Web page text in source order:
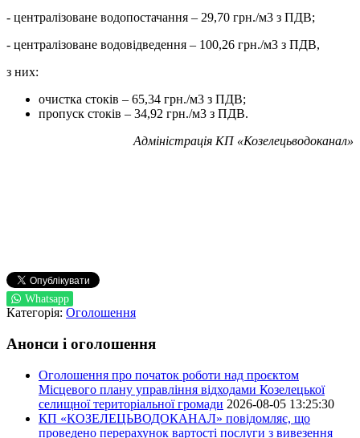
- централізоване водопостачання – 29,70 грн./м3 з ПДВ;
- централізоване водовідведення – 100,26 грн./м3 з ПДВ,
з них:
очистка стоків – 65,34 грн./м3 з ПДВ;
пропуск стоків – 34,92 грн./м3 з ПДВ.
Адміністрація КП «Козелецьводоканал»
Whatsapp
Категорія: Оголошення
Анонси і оголошення
Оголошення про початок роботи над проєктом
Місцевого плану управління відходами Козелецької
селищної територіальної громади 2026-08-05 13:25:30
КП «КОЗЕЛЕЦЬВОДОКАНАЛ» повідомляє, що
проведено перерахунок вартості послуги з вивезення